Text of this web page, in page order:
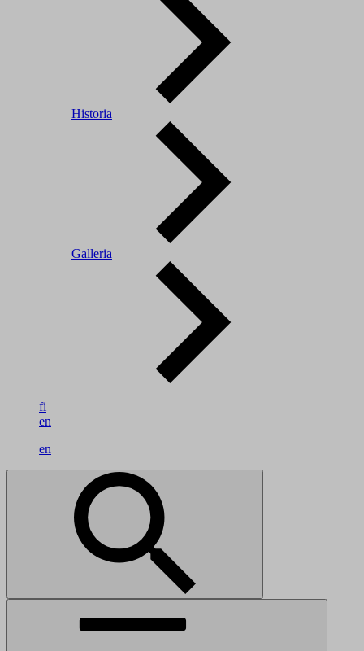
Historia
Galleria
fi
en
en